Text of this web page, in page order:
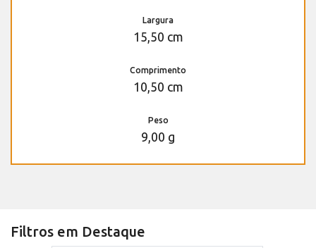
Largura
15,50 cm
Comprimento
10,50 cm
Peso
9,00 g
Filtros em Destaque